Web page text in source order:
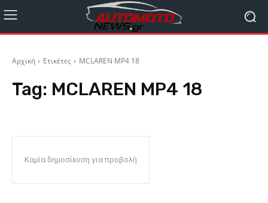
Αρχική Ετικέτες MCLAREN MP4 18
Tag: MCLAREN MP4 18
Καμία δημοσίευση για προβολή